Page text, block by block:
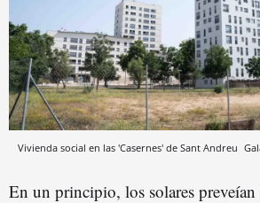
Vivienda social en las 'Casernes' de Sant Andreu
En un principio, los solares